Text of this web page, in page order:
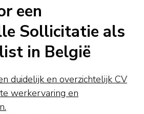
een
Sollicitatie als
in België
duidelijk en overzichtelijk CV
werkervaring en